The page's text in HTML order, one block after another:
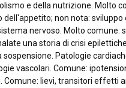
e della nutrizione. Molto
dell'appetito; non nota:
nervoso. Molto comune:
una storia di crisi
Patologie
vascolari. Comune:
lievi, transitori effetti